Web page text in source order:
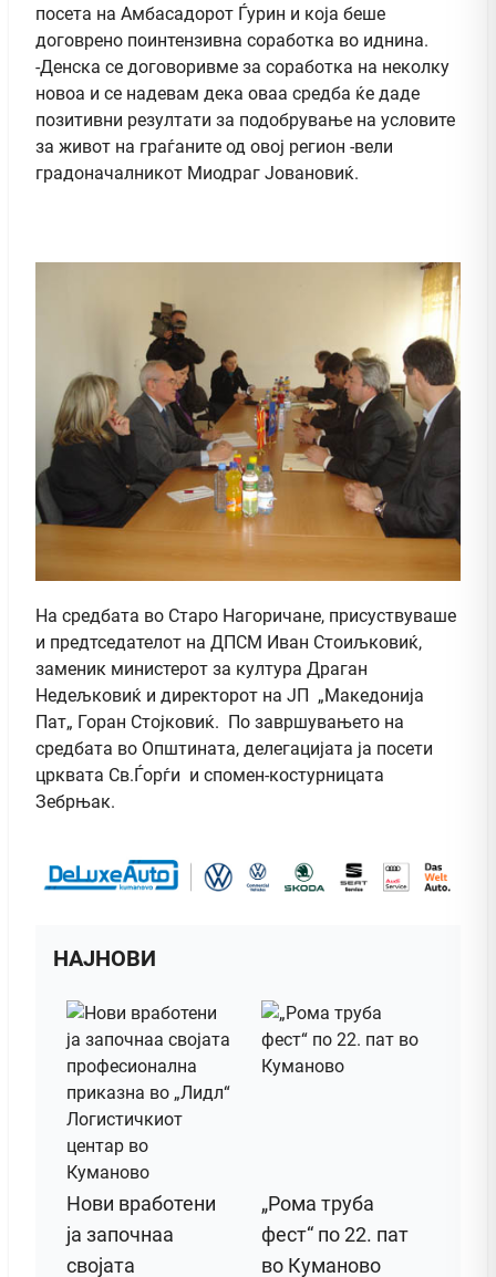
посета на Амбасадорот Ѓурин и која беше
договрено поинтензивна соработка во иднина.
-Денска се договоривме за соработка на неколку
новоа и се надевам дека оваа средба ќе даде
позитивни резултати за подобрување на условите
за живот на граѓаните од овој регион -вели
градоначалникот Миодраг Јовановиќ.
На средбата во Старо Нагоричане, присуствуваше
и предтседателот на ДПСМ Иван Стоиљковиќ,
заменик министерот за култура Драган
Недељковиќ и директорот на ЈП „Македонија
Пат„ Горан Стојковиќ. По завршувањето на
средбата во Општината, делегацијата ја посети
црквата Св.Ѓорѓи и спомен-костурницата
Зебрњак.
НАЈНОВИ
Нови вработени
ја започнаа
својата
„Рома труба
фест“ по 22. пат
во Куманово